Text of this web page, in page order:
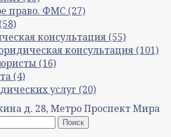
право. ФМС (27)
(58)
консультация (55)
консультация (101)
(16)
(4)
услуг (20)
д. 28, Метро Проспект Мира